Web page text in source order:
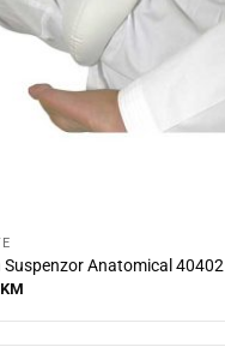
Suspenzor Anatomical 40402
KM